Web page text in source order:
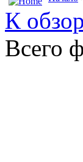
К
Всего